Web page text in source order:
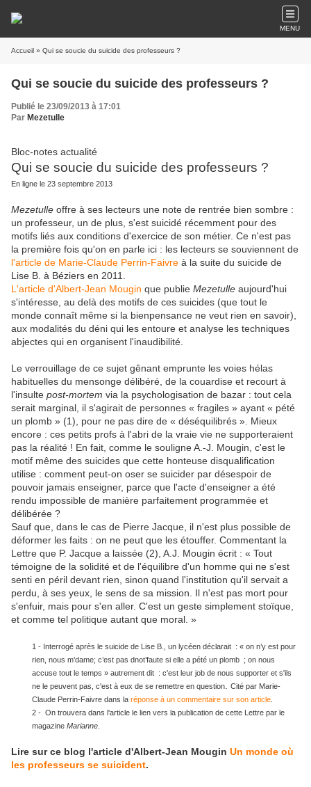
MENU
Accueil » Qui se soucie du suicide des professeurs ?
Qui se soucie du suicide des professeurs ?
Publié le 23/09/2013 à 17:01
Par Mezetulle
Bloc-notes actualité
Qui se soucie du suicide des professeurs ?
En ligne le 23 septembre 2013
Mezetulle offre à ses lecteurs une note de rentrée bien sombre :
un professeur, un de plus, s'est suicidé récemment pour des
motifs liés aux conditions d'exercice de son métier. Ce n'est pas
la première fois qu'on en parle ici : les lecteurs se souviennent de
l'article de Marie-Claude Perrin-Faivre à la suite du suicide de
Lise B. à Béziers en 2011.
L'article d'Albert-Jean Mougin que publie Mezetulle aujourd'hui
s'intéresse, au delà des motifs de ces suicides (que tout le
monde connaît même si la bienpensance ne veut rien en savoir),
aux modalités du déni qui les entoure et analyse les techniques
abjectes qui en organisent l'inaudibilité.
Le verrouillage de ce sujet gênant emprunte les voies hélas
habituelles du mensonge délibéré, de la couardise et recourt à
l'insulte post-mortem via la psychologisation de bazar : tout cela
serait marginal, il s'agirait de personnes « fragiles » ayant « pété
un plomb » (1), pour ne pas dire de « déséquilibrés ». Mieux
encore : ces petits profs à l'abri de la vraie vie ne supporteraient
pas la réalité ! En fait, comme le souligne A.-J. Mougin, c'est le
motif même des suicides que cette honteuse disqualification
utilise : comment peut-on oser se suicider par désespoir de
pouvoir jamais enseigner, parce que l'acte d'enseigner a été
rendu impossible de manière parfaitement programmée et
délibérée ?
Sauf que, dans le cas de Pierre Jacque, il n'est plus possible de
déformer les faits : on ne peut que les étouffer. Commentant la
Lettre que P. Jacque a laissée (2), A.J. Mougin écrit : « Tout
témoigne de la solidité et de l'équilibre d'un homme qui ne s'est
senti en péril devant rien, sinon quand l'institution qu'il servait a
perdu, à ses yeux, le sens de sa mission. Il n'est pas mort pour
s'enfuir, mais pour s'en aller. C'est un geste simplement stoïque,
et comme tel politique autant que moral. »
1 - Interrogé après le suicide de Lise B., un lycéen déclarait : « on n’y est pour
rien, nous m’dame; c’est pas dnot’faute si elle a pété un plomb ; on nous
accuse tout le temps » autrement dit : c'est leur job de nous supporter et s'ils
ne le peuvent pas, c'est à eux de se remettre en question
Cité par Marie-
Claude Perrin-Faivre dans la réponse à un commentaire sur son article
2 - On trouvera dans l'article le lien vers la publication de cette Lettre par le
magazine Marianne
Lire sur ce blog l'article d'Albert-Jean Mougin Un monde où
les professeurs se suicident.